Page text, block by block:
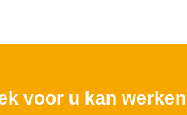
voor u kan